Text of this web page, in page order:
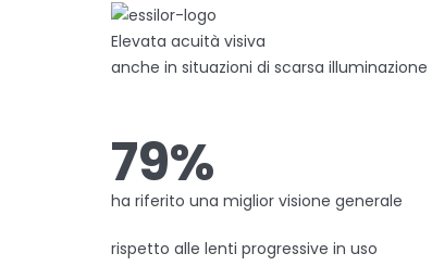
Elevata acuità visiva
anche in situazioni di scarsa illuminazione
79%
ha riferito una miglior visione
rispetto alle lenti